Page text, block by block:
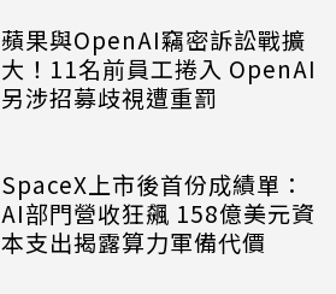
蘋果與OpenAI竊密訴訟戰擴
大！11名前員工捲入 OpenAI
另涉招募歧視遭重罰
SpaceX上市後首份成績單：
AI部門營收狂飆 158億美元資
本支出揭露算力軍備代價